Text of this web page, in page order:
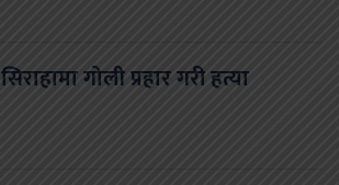
सिराहामा गोली प्रहार गरी हत्या